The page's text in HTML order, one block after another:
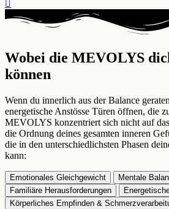
Wobei die MEVOLYS
können ​
Wenn du innerlich aus der Balance
energetische Anstösse Türen öffnen, die
MEVOLYS konzentriert sich nicht auf
die Ordnung deines gesamten inneren
die in den unterschiedlichsten Phasen
kann:
Emotionales Gleichgewicht
Mentale
Familiäre Herausforderungen
Körperliches Empfinden &